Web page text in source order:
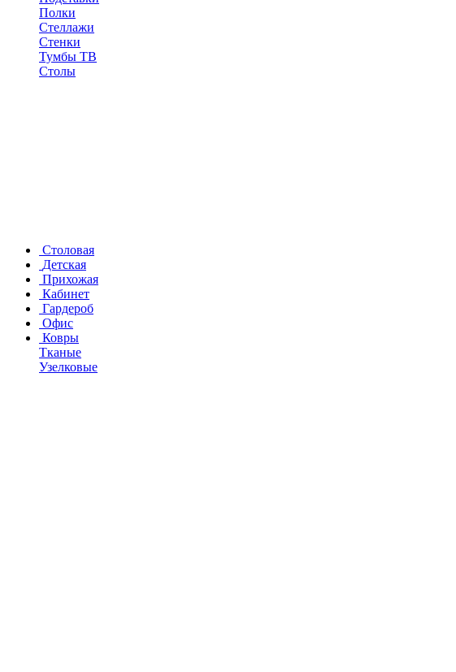
Полки
Стеллажи
Стенки
Тумбы ТВ
Столы
Столовая
Детская
Прихожая
Кабинет
Гардероб
Офис
Ковры
Тканые
Узелковые